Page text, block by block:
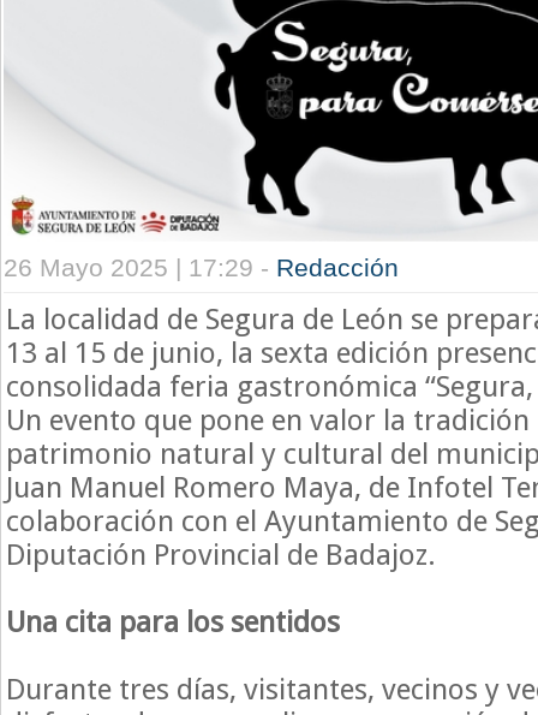
26 Mayo 2025 | 17:29 - Redacción
La localidad de Segura de León se
13 al 15 de junio, la sexta edición
consolidada feria gastronómica
Un evento que pone en valor la
patrimonio natural y cultural del
Juan Manuel Romero Maya, de Infotel
colaboración con el Ayuntamiento de
Diputación Provincial de Badajoz.
Una cita para los sentidos
Durante tres días, visitantes, vecinos y